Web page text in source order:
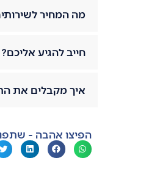
מה המחיר
חייב להגיע אליכם?
איך מקבלים את
הפיצו אהבה -